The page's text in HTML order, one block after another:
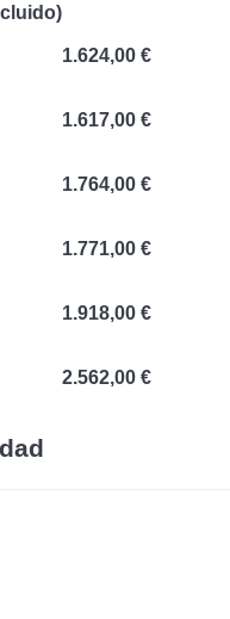
1.624,00 €
1.617,00 €
1.764,00 €
1.771,00 €
1.918,00 €
2.562,00 €